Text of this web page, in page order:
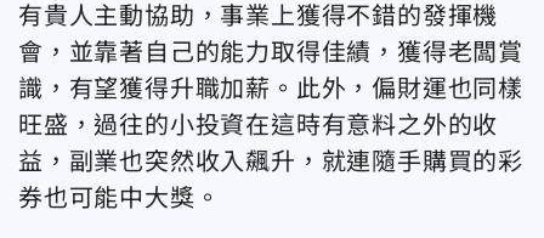
有貴人主動協助，事業上獲得不錯的發揮機
會，並靠著自己的能力取得佳績，獲得老闆賞
識，有望獲得升職加薪。此外，偏財運也同樣
旺盛，過往的小投資在這時有意料之外的收
益，副業也突然收入飆升，就連隨手購買的彩
券也可能中大獎。